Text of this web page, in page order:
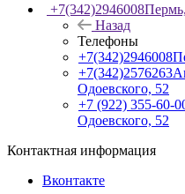
+7(342)2946008
Назад
Телефоны
+7(342)2946008
+7(342)2576263
Одоевского, 52
+7 (922) 355-60-
Одоевского, 52
Контактная информация
Вконтакте